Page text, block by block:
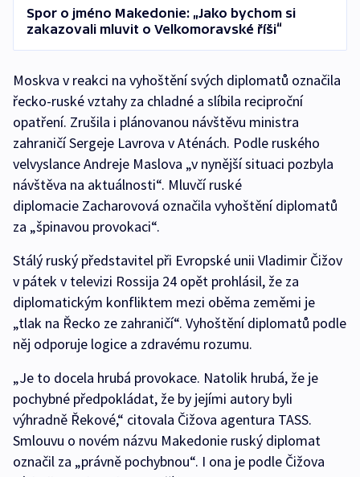
Spor o jméno Makedonie: „Jako bychom si
zakazovali mluvit o Velkomoravské říši“
Moskva v reakci na vyhoštění svých diplomatů označila
řecko-ruské vztahy za chladné a slíbila reciproční
opatření. Zrušila i plánovanou návštěvu ministra
zahraničí Sergeje Lavrova v Aténách. Podle ruského
velvyslance Andreje Maslova „v nynější situaci pozbyla
návštěva na aktuálnosti“. Mluvčí ruské
diplomacie Zacharovová označila vyhoštění diplomatů
za „špinavou provokaci“.
Stálý ruský představitel při Evropské unii Vladimir Čižov
v pátek v televizi Rossija 24 opět prohlásil, že za
diplomatickým konfliktem mezi oběma zeměmi je
„tlak na Řecko ze zahraničí“. Vyhoštění diplomatů podle
něj odporuje logice a zdravému rozumu.
„Je to docela hrubá provokace. Natolik hrubá, že je
pochybné předpokládat, že by jejími autory byli
výhradně Řekové,“ citovala Čižova agentura TASS.
Smlouvu o novém názvu Makedonie ruský diplomat
označil za „právně pochybnou“. I ona je podle Čižova